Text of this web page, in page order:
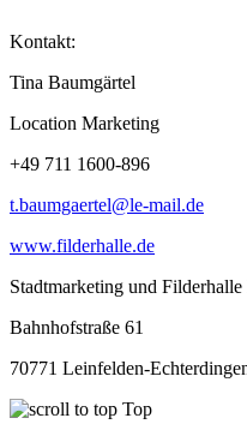
Kontakt:
Tina Baumgärtel
Location Marketing
+49 711 1600-896
t.baumgaertel@le-mail.de
www.filderhalle.de
Stadtmarketing und
Bahnhofstraße 61
70771 Leinfelden-
Top